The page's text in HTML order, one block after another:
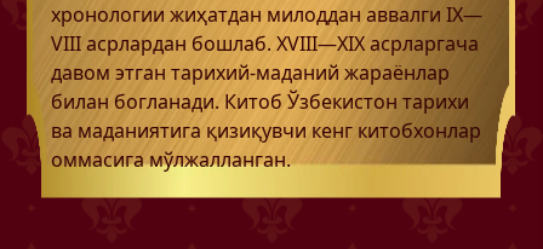
хронологии жиҳатдан милоддан аввалги IX—
VIII асрлардан бошлаб. XVIII—XIX асрларгача
давом этган тарихий-маданий жараёнлар
билан богланади. Китоб Ўзбекистон тарихи
ва маданиятига қизиқувчи кенг китобхонлар
оммасига мўлжалланган.